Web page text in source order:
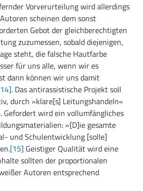
Vorverurteilung wird allerdings
scheinen dem sonst
Gebot der gleichberechtigten
zuzumessen, sobald diejenigen,
steht, die falsche Hautfarbe
für uns alle, wenn wir es
dann können wir uns damit
. Das antirassistische Projekt soll
durch »klare[s] Leitungshandeln«
Gefordert wird ein vollumfängliches
»[D]ie gesamte
und Schulentwicklung [solle]
[15] Geistiger Qualität wird eine
sollten der proportionalen
Autoren entsprechend